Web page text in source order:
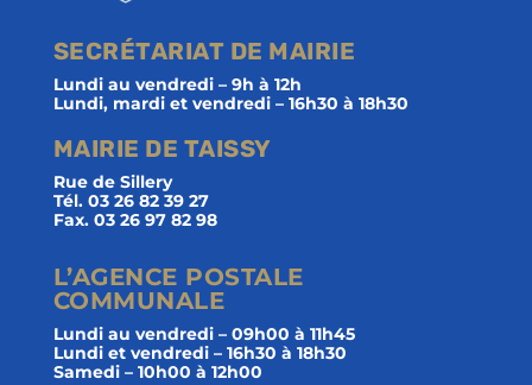
SECRÉTARIAT DE MAIRIE
Lundi au vendredi – 9h à 12h
Lundi, mardi et vendredi – 16h30 à 18h30
MAIRIE DE TAISSY
Rue de Sillery
Tél. 03 26 82 39 27
Fax. 03 26 97 82 98
L’AGENCE POSTALE
COMMUNALE
Lundi au vendredi – 09h00 à 11h45
Lundi et vendredi – 16h30 à 18h30
Samedi – 10h00 à 12h00